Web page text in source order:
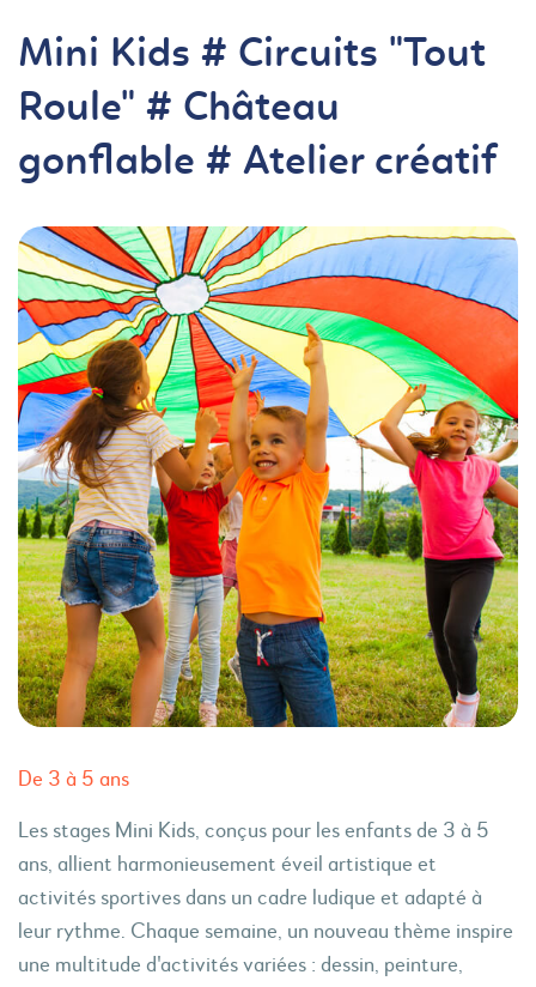
Mini Kids # Circuits "Tout
Roule" # Château
gonflable # Atelier créatif
De 3 à 5 ans
Les stages Mini Kids, conçus pour les enfants de 3 à 5
ans, allient harmonieusement éveil artistique et
activités sportives dans un cadre ludique et adapté à
leur rythme. Chaque semaine, un nouveau thème inspire
une multitude d'activités variées : dessin, peinture,